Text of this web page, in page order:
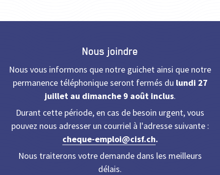
Nous joindre
Nous vous informons que notre guichet ainsi que notre
permanence téléphonique seront fermés du lundi 27
juillet au dimanche 9 août inclus.
Durant cette période, en cas de besoin urgent, vous
pouvez nous adresser un courriel à l'adresse suivante :
cheque-emploi@cisf.ch.
Nous traiterons votre demande dans les meilleurs
délais.